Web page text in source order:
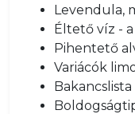
Levendula,
Éltető víz -
Pihentető
Variácók